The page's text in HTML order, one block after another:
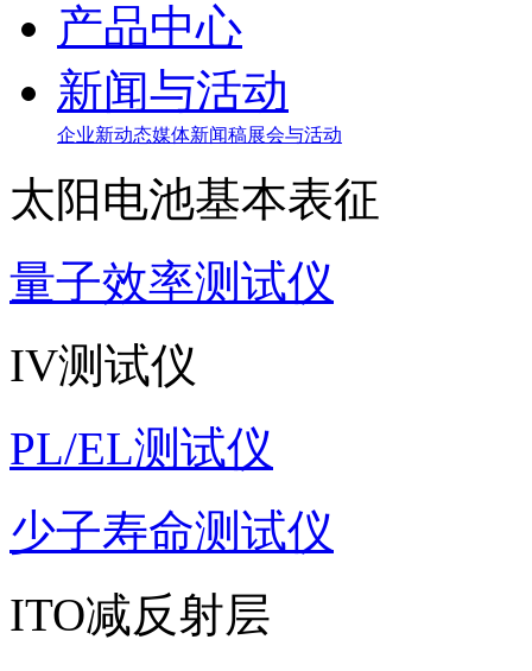
产品中心
新闻与活动
企业新动态媒体新闻稿展会与活动
太阳电池基本表征
量子效率测试仪
IV测试仪
PL/EL测试仪
少子寿命测试仪
ITO减反射层